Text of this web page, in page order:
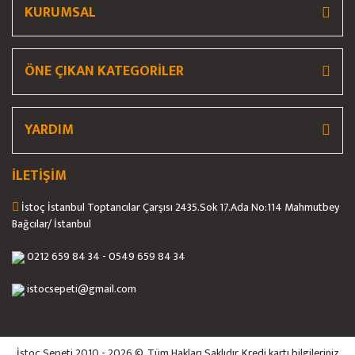
KURUMSAL
ÖNE ÇIKAN KATEGORİLER
YARDIM
İLETİŞİM
İstoç İstanbul Toptancılar Çarşısı 2435.Sok 17.Ada No:114 Mahmutbey
Bağcılar/ İstanbul
0212 659 84 34 - 0549 659 84 34
istocsepeti@gmail.com